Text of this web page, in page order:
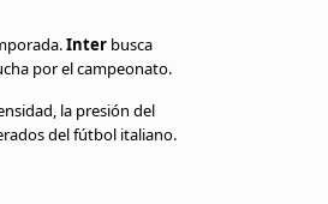
Inter busca
por el campeonato.
la presión del
del fútbol italiano.